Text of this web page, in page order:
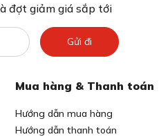
đợt giảm giá sắp tới
Gửi đi
Mua hàng & Thanh toán
Hướng dẫn mua hàng
Hướng dẫn thanh toán